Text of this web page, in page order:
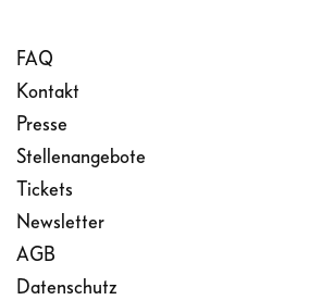
FAQ
Kontakt
Presse
Stellenangebote
Tickets
Newsletter
AGB
Datenschutz